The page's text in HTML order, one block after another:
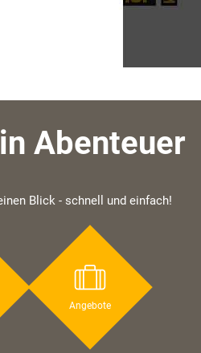
Abenteuer
Blick - schnell und einfach!
Angebote